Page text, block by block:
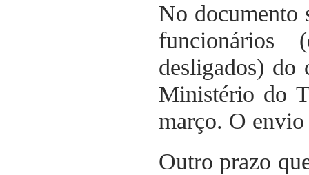
No documento
funcionários
desligados) do
Ministério do
março. O
Outro prazo